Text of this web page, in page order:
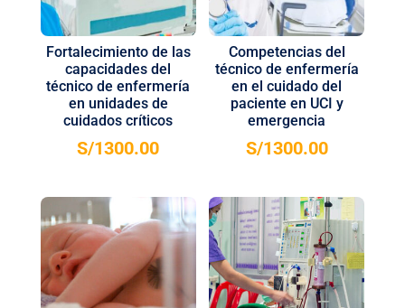
Fortalecimiento de las
capacidades del
técnico de enfermería
en unidades de
cuidados críticos
S/1300.00
Competencias del
técnico de enfermería
en el cuidado del
paciente en UCI y
emergencia
S/1300.00